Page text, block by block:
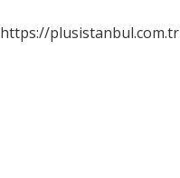
https://plusistanbul.com.tr